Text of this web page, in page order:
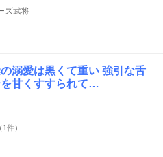
ズ武将
溺愛は黒くて重い 強引な舌
甘くすすられて…
（1件）